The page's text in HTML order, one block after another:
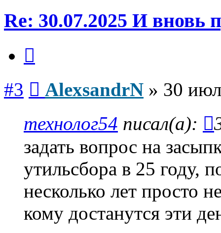
Re: 30.07.2025 И вновь
#3 AlexsandrN » 30
технолог54 писал(а):
задать вопрос на
утильсбора в 25 году,
несколько лет просто
кому достанутся эти